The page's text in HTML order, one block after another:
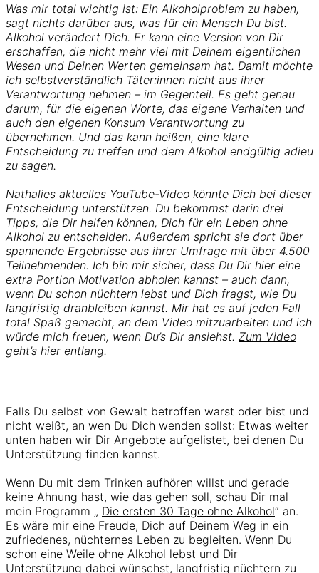
Was mir total wichtig ist: Ein Alkoholproblem zu haben,
sagt nichts darüber aus, was für ein Mensch Du bist.
Alkohol verändert Dich. Er kann eine Version von Dir
erschaffen, die nicht mehr viel mit Deinem eigentlichen
Wesen und Deinen Werten gemeinsam hat. Damit möchte
ich selbstverständlich Täter:innen nicht aus ihrer
Verantwortung nehmen – im Gegenteil. Es geht genau
darum, für die eigenen Worte, das eigene Verhalten und
auch den eigenen Konsum Verantwortung zu
übernehmen. Und das kann heißen, eine klare
Entscheidung zu treffen und dem Alkohol endgültig adieu
zu sagen.
Nathalies aktuelles YouTube-Video könnte Dich bei dieser
Entscheidung unterstützen. Du bekommst darin drei
Tipps, die Dir helfen können, Dich für ein Leben ohne
Alkohol zu entscheiden. Außerdem spricht sie dort über
spannende Ergebnisse aus ihrer Umfrage mit über 4.500
Teilnehmenden. Ich bin mir sicher, dass Du Dir hier eine
extra Portion Motivation abholen kannst – auch dann,
wenn Du schon nüchtern lebst und Dich fragst, wie Du
langfristig dranbleiben kannst. Mir hat es auf jeden Fall
total Spaß gemacht, an dem Video mitzuarbeiten und ich
würde mich freuen, wenn Du’s Dir ansiehst. Zum Video
geht’s hier entlang.
Falls Du selbst von Gewalt betroffen warst oder bist und
nicht weißt, an wen Du Dich wenden sollst: Etwas weiter
unten haben wir Dir Angebote aufgelistet, bei denen Du
Unterstützung finden kannst.
Wenn Du mit dem Trinken aufhören willst und gerade
keine Ahnung hast, wie das gehen soll, schau Dir mal
mein Programm „ Die ersten 30 Tage ohne Alkohol“ an.
Es wäre mir eine Freude, Dich auf Deinem Weg in ein
zufriedenes, nüchternes Leben zu begleiten. Wenn Du
schon eine Weile ohne Alkohol lebst und Dir
Unterstützung dabei wünschst, langfristig nüchtern zu